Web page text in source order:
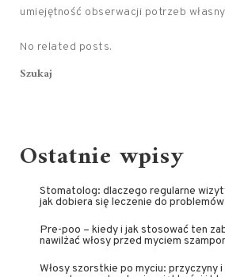
umiejętność obserwacji potrzeb
No related posts.
Szukaj
Ostatnie wpisy
Stomatolog: dlaczego regularne
jak dobiera się leczenie do problemów
Pre-poo – kiedy i jak stosować ten
nawilżać włosy przed myciem
Włosy szorstkie po myciu: przyczyny